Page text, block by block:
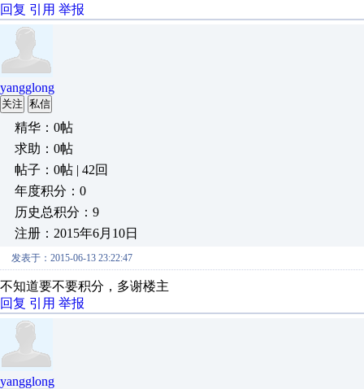
回复 引用 举报
yangglong
关注 私信
精华：0帖
求助：0帖
帖子：0帖 | 42回
年度积分：0
历史总积分：9
注册：2015年6月10日
发表于：2015-06-13 23:22:47
不知道要不要积分，多谢楼主
回复 引用 举报
yangglong